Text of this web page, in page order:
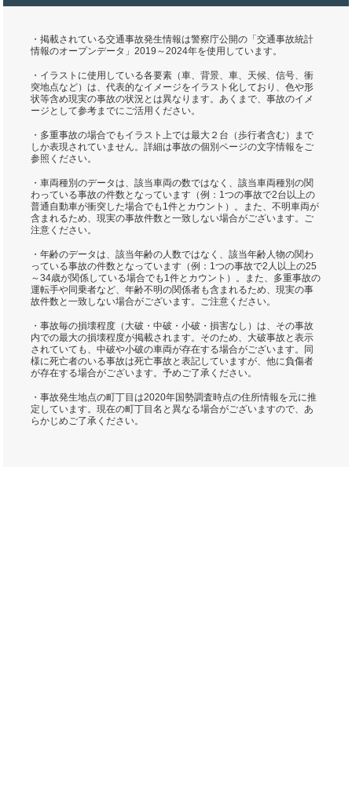
・掲載されている交通事故発生情報は警察庁公開の「交通事故統計
情報のオープンデータ」2019～2024年を使用しています。
・イラストに使用している各要素（車、背景、車、天候、信号、衝
突地点など）は、代表的なイメージをイラスト化しており、色や形
状等含め現実の事故の状況とは異なります。あくまで、事故のイメ
ージとして参考までにご活用ください。
・多重事故の場合でもイラスト上では最大２台（歩行者含む）まで
しか表現されていません。詳細は事故の個別ページの文字情報をご
参照ください。
・車両種別のデータは、該当車両の数ではなく、該当車両種別の関
わっている事故の件数となっています（例：1つの事故で2台以上の
普通自動車が衝突した場合でも1件とカウント）。また、不明車両が
含まれるため、現実の事故件数と一致しない場合がございます。ご
注意ください。
・年齢のデータは、該当年齢の人数ではなく、該当年齢人物の関わ
っている事故の件数となっています（例：1つの事故で2人以上の25
～34歳が関係している場合でも1件とカウント）。また、多重事故の
運転手や同乗者など、年齢不明の関係者も含まれるため、現実の事
故件数と一致しない場合がございます。ご注意ください。
・事故毎の損壊程度（大破・中破・小破・損害なし）は、その事故
内での最大の損壊程度が掲載されます。そのため、大破事故と表示
されていても、中破や小破の車両が存在する場合がございます。同
様に死亡者のいる事故は死亡事故と表記していますが、他に負傷者
が存在する場合がございます。予めご了承ください。
・事故発生地点の町丁目は2020年国勢調査時点の住所情報を元に推
定しています。現在の町丁目名と異なる場合がございますので、あ
らかじめご了承ください。